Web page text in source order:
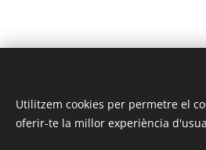
© 2025 | Clic Recycle Tots
Termes i Condicions
Utilitzem cookies per permetre el
oferir-te la millor experiència